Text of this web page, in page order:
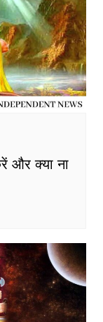
और क्या ना